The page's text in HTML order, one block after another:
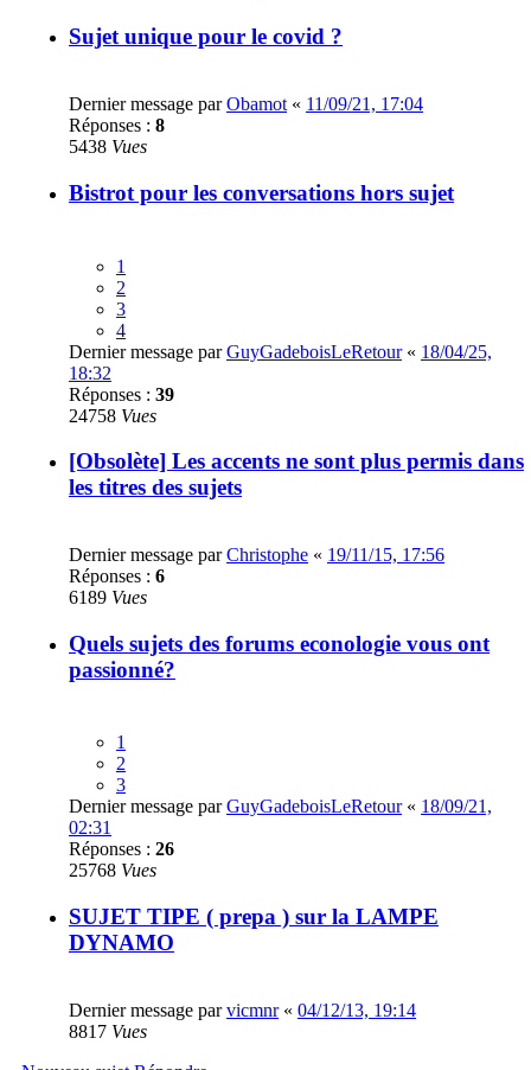
Sujet unique pour le covid ?
Dernier message parObamot « 11/09/21, 17:04
Réponses : 8
5438 Vues
Bistrot pour les conversations hors sujet
1
2
3
4
Dernier message parGuyGadeboisLeRetour« 18/04/25,
18:32
Réponses : 39
24758 Vues
[Obsolète] Les accents ne sont plus permis dans
les titres des sujets
Dernier message parChristophe « 19/11/15, 17:56
Réponses : 6
6189 Vues
Quels sujets des forums econologie vous ont
passionné?
1
2
3
Dernier message parGuyGadeboisLeRetour« 18/09/21,
02:31
Réponses : 26
25768 Vues
SUJET TIPE ( prepa ) sur la LAMPE
DYNAMO
Dernier message parvicmnr« 04/12/13, 19:14
8817 Vues